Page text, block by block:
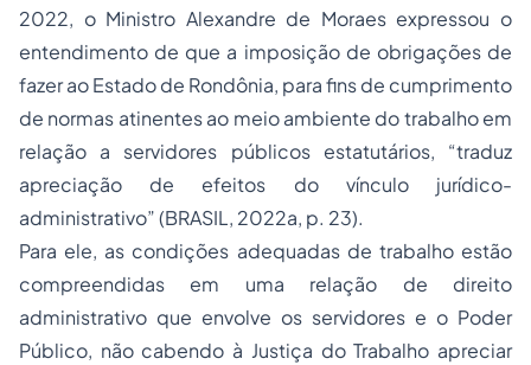
2022, o Ministro Alexandre de Moraes expressou o
entendimento de que a imposição de obrigações de
fazer ao Estado de Rondônia, para fins de cumprimento
de normas atinentes ao meio ambiente do trabalho em
relação a servidores públicos estatutários, “traduz
apreciação de efeitos do vínculo jurídico-
administrativo”(BRASIL, 2022a, p. 23).
Para ele, as condições adequadas de trabalho estão
compreendidas em uma relação de direito
administrativo que envolve os servidores e o Poder
Público, não cabendo à Justiça do Trabalho apreciar